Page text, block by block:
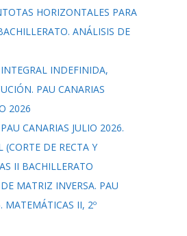
HORIZONTALES PARA
ANÁLISIS DE
INTEGRAL INDEFINIDA,
PAU CANARIAS
2026
CANARIAS JULIO 2026.
(CORTE DE RECTA Y
II BACHILLERATO
MATRIZ INVERSA. PAU
MATEMÁTICAS II, 2º